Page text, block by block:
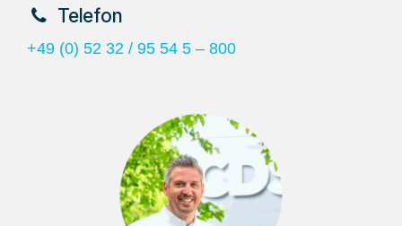
​Telefon
+49 (0) 52 32 / 95 54 5 – 800